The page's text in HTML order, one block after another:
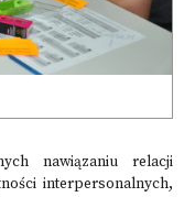
nawiązaniu relacji
interpersonalnych,